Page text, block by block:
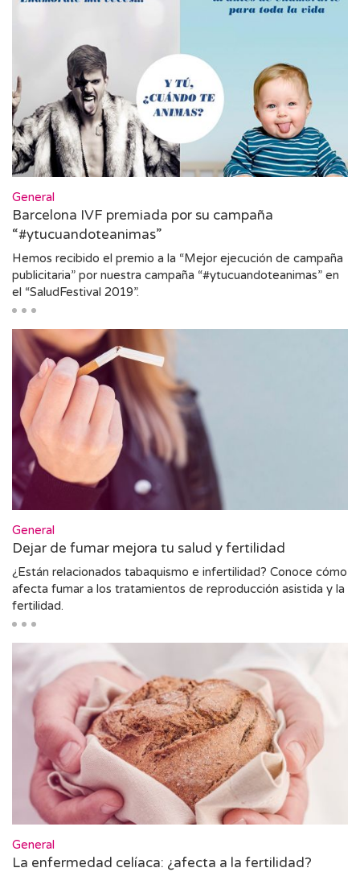
General
Barcelona IVF premiada por su campaña
“#ytucuandoteanimas”
Hemos recibido el premio a la “Mejor ejecución de campaña
publicitaria” por nuestra campaña “#ytucuandoteanimas” en
el “SaludFestival 2019”.
General
Dejar de fumar mejora tu salud y fertilidad
¿Están relacionados tabaquismo e infertilidad? Conoce cómo
afecta fumar a los tratamientos de reproducción asistida y la
fertilidad.
General
La enfermedad celíaca: ¿afecta a la fertilidad?